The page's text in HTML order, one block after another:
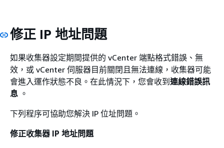
修正 IP 地址問題
如果收集器設定期間提供的 vCenter 端點格式錯誤、無
效，或 vCenter 伺服器目前關閉且無法連線，收集器可能
會進入運作狀態不良。在此情況下，您會收到 連線錯誤訊
息 。
下列程序可協助您解決 IP 位址問題。
修正收集器 IP 地址問題